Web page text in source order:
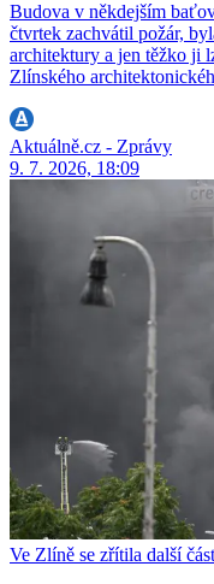
Budova v někdejším
čtvrtek zachvátil požár,
architektury a jen těžko ji
Zlínského
Aktuálně.cz - Zprávy
9. 7. 2026, 18:09
Ve Zlíně se zřítila další